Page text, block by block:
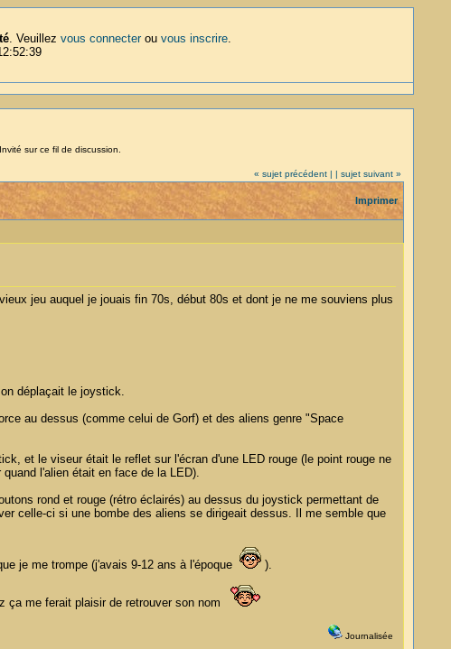
. Veuillez vous connecterou vous inscrire.
sur ce fil de discussion.
« sujet précédent | | sujet suivant »
Imprimer
jeu auquel je jouais fin 70s, début 80s et dont je ne me souviens plus
déplaçait le joystick.
au dessus (comme celui de Gorf) et des aliens genre "Space
et le viseur était le reflet sur l'écran d'une LED rouge (le point rouge ne
l'alien était en face de la LED).
rond et rouge (rétro éclairés) au dessus du joystick permettant de
celle-ci si une bombe des aliens se dirigeait dessus. Il me semble que
je me trompe (j'avais 9-12 ans à l'époque ).
me ferait plaisir de retrouver son nom
Journalisée